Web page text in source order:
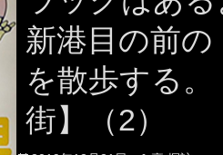
新港目の前の
を散歩する。
街】（2）